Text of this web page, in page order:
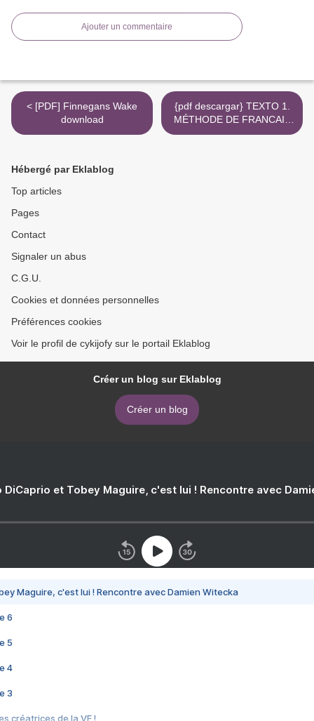
Ajouter un commentaire
< [PDF] Finnegans Wake
download
{pdf descargar} TEXTO 1.
MÉTHODE DE FRANCAIS
A1 LIVRE DE L ÉLÈVE +
Hébergé par Eklablog
Top articles
Pages
Contact
Signaler un abus
C.G.U.
Cookies et données personnelles
Préférences cookies
Voir le profil de cykijofy sur le portail Eklablog
Créer un blog sur Eklablog
Créer un blog
DiCaprio et Tobey Maguire, c'est lui ! Rencontre avec
Maguire, c'est lui ! Rencontre avec Damien Witecka
6
5
4
3
créatrices de la VF !